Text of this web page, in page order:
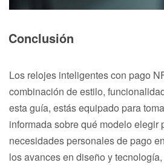
Conclusión
Los relojes inteligentes con pago
combinación de estilo,
esta guía, estás equipado para
informada sobre qué modelo elegir
necesidades personales de pago
los avances en diseño y